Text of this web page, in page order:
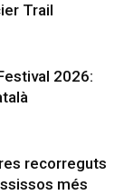
Trail
2026:
recorreguts
més